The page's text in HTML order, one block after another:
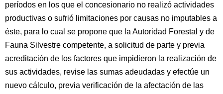
períodos en los que el concesionario no realizó actividades
productivas o sufrió limitaciones por causas no imputables a
éste, para lo cual se propone que la Autoridad Forestal y de
Fauna Silvestre competente, a solicitud de parte y previa
acreditación de los factores que impidieron la realización de
sus actividades, revise las sumas adeudadas y efectúe un
nuevo cálculo, previa verificación de la afectación de las